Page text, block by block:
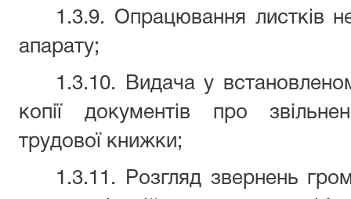
1.3.9. Опрацювання листків
апарату;
1.3.10. Видача у
копії документів про
трудової книжки;
1.3.11. Розгляд звернень